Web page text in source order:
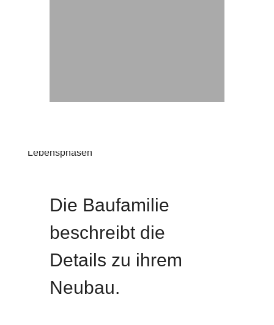
Lebensphasen
Die Baufamilie
beschreibt die
Details zu ihrem
Neubau.